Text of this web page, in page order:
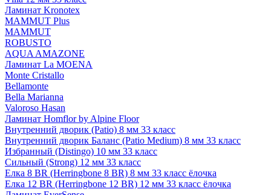
Ламинат Kronotex
MAMMUT Plus
MAMMUT
ROBUSTO
AQUA AMAZONE
Ламинат La MOENA
Monte Cristallo
Bellamonte
Bella Marianna
Valoroso Hasan
Ламинат Homflor by Alpine Floor
Внутренний дворик (Patio) 8 мм 33 класс
Внутренний дворик Баланс (Patio Medium) 8 мм 33 класс
Избранный (Distingo) 10 мм 33 класс
Сильный (Strong) 12 мм 33 класс
Елка 8 BR (Herringbone 8 BR) 8 мм 33 класс ёлочка
Елка 12 BR (Herringbone 12 BR) 12 мм 33 класс ёлочка